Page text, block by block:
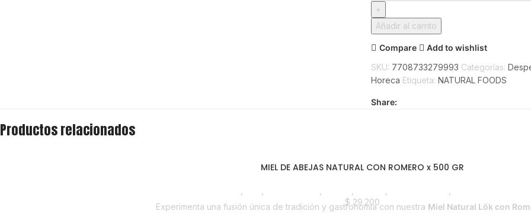
Añadir al carrito
Compare
Add to wishlist
SKU: 7708733279993 Categorías:
Horeca Etiqueta: NATURAL FOODS
Share:
Productos relacionados
MIEL DE ABEJAS NATURAL CON ROMERO x 500 GR
$ 29.200
Experimenta una fusión única de tradición y gastronomía con nuestra Miel Natural Lök con